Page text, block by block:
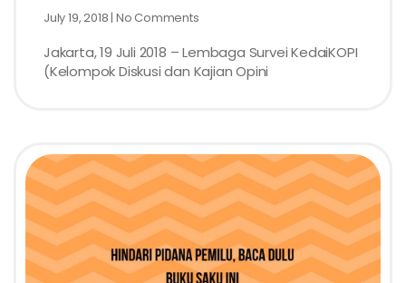
July 19, 2018 No Comments
Jakarta, 19 Juli 2018 – Lembaga Survei KedaiKOPI
(Kelompok Diskusi dan Kajian Opini